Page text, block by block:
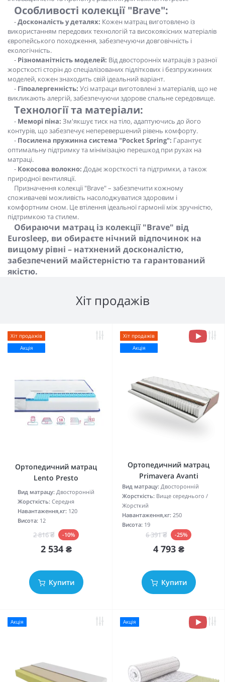
Особливості колекції "Brave":
-Досконалість у деталях: Кожен матрац виготовлено із
використанням передових технологій та високоякісних матеріалів
європейського походження, забезпечуючи довговічність і
екологічність.
- Різноманітність моделей: Від двосторонніх матраців з разної
жорсткості сторін до спеціалізованих підліткових і безпружинних
моделей, кожен знаходить свій ідеальний варіант.
- Гіпоалергенність: Усі матраци виготовлені з матеріалів, що не
викликають алергій, забезпечуючи здорове спальне середовище.
Технології та матеріали:
- Меморі піна: Зм'якшує тиск на тіло, адаптуючись до його
контурів, що забезпечує неперевершений рівень комфорту.
- Посилена пружинна система "Pocket Spring": Гарантує
оптимальну підтримку та мінімізацію перешкод при рухах на
матраці.
- Кокосова волокно: Додає жорсткості та підтримки, а також
природної вентиляції.
Призначення колекції "Brave" – забезпечити кожному
споживачеві можливість насолоджуватися здоровим і
комфортним сном. Це втілення ідеальної гармонії між зручністю,
підтримкою та стилем.
Обираючи матрац із колекції "Brave" від
Eurosleep, ви обираєте нічний відпочинок на
вищому рівні – натхнений досконалістю,
забезпечений майстерністю та гарантований
якістю.
Хіт продажів
Хіт продажів
Акція
Ортопедичний матрац
Lento Presto
Вид матрацу: Двосторонній
Жорсткість: Середня
Навантаження,кг: 120
Висота: 12
2 816 ₴ -10%
2 534 ₴
Купити
Хіт продажів
Акція
Ортопедичний матрац
Primavera Avanti
Вид матрацу: Двосторонній
Жорсткість: Вище середнього /
Жорсткий
Навантаження,кг: 250
Висота: 19
6 391 ₴ -25%
4 793 ₴
Купити
Акція Акція